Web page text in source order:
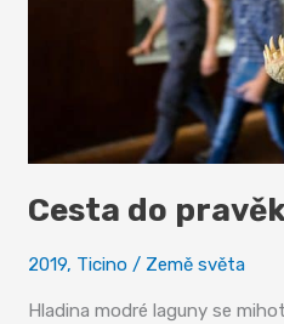
Cesta do
2019, Ticino / Země světa
Hladina modré laguny se